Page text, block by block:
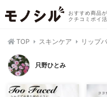
おすすめ商品
クチコミポイ
TOP スキンケア リップ
只野ひとみ